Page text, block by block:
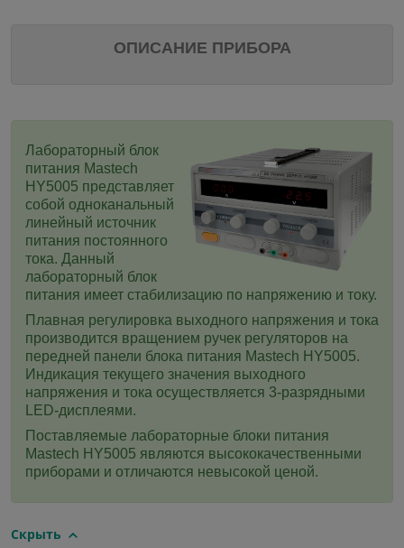
ОПИСАНИЕ ПРИБОРА
Лабораторный блок
питания Mastech
HY5005 представляет
собой одноканальный
линейный источник
питания постоянного
тока. Данный
лабораторный блок
питания имеет стабилизацию по напряжению и току.
Плавная регулировка выходного напряжения и тока
производится вращением ручек регуляторов на
передней панели блока питания Mastech HY5005.
Индикация текущего значения выходного
напряжения и тока осуществляется 3-разрядными
LED-дисплеями.
Поставляемые лабораторные блоки питания
Mastech HY5005 являются высококачественными
приборами и отличаются невысокой ценой.
Скрыть